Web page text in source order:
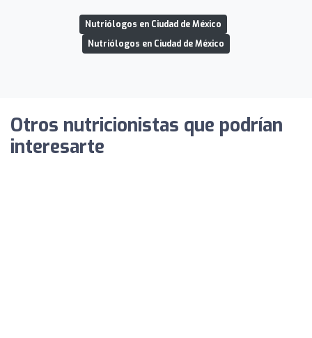
Nutriólogos en Ciudad de México
Nutriólogos en Ciudad de México
Otros nutricionistas que podrían
interesarte